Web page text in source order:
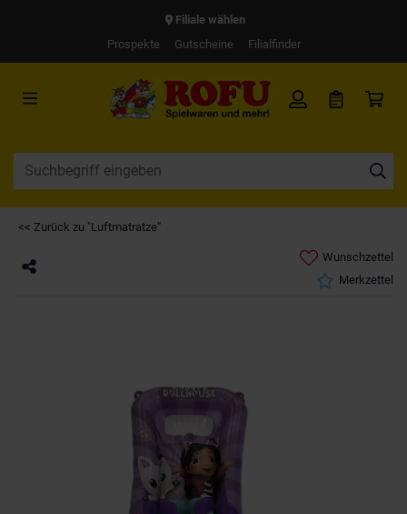
Filiale wählen
Prospekte
Gutscheine Filialfinder
<< Zurück zu "Luftmatratze"
Wunschzettel
Merkzettel